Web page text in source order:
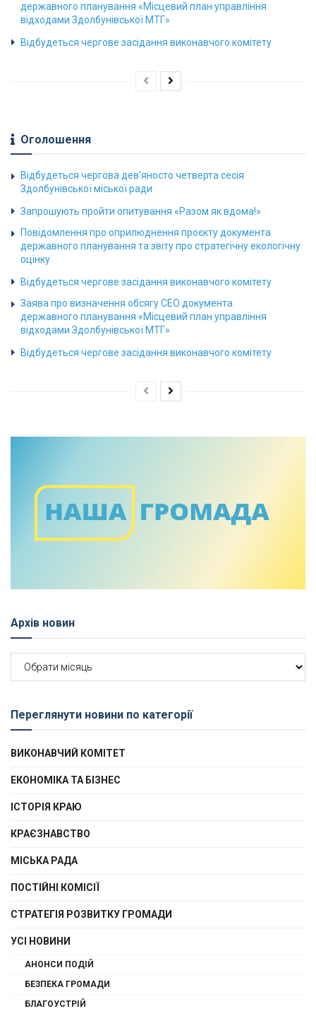
державного планування «Місцевий план управління
відходами Здолбунівської МТГ»
Відбудеться чергове засідання виконавчого комітету
Оголошення
Відбудеться чергова дев’яносто четверта сесія
Здолбунівської міської ради
Запрошують пройти опитування «Разом як вдома!»
Повідомлення про оприлюднення проєкту документа
державного планування та звіту про стратегічну екологічну
оцінку
Відбудеться чергове засідання виконавчого комітету
Заява про визначення обсягу СЕО документа
державного планування «Місцевий план управління
відходами Здолбунівської МТГ»
Відбудеться чергове засідання виконавчого комітету
Архів новин
Архів
новин
Переглянути новини по категорії
ВИКОНАВЧИЙ КОМІТЕТ
ЕКОНОМІКА ТА БІЗНЕС
ІСТОРІЯ КРАЮ
КРАЄЗНАВСТВО
МІСЬКА РАДА
ПОСТІЙНІ КОМІСІЇ
СТРАТЕГІЯ РОЗВИТКУ ГРОМАДИ
УСІ НОВИНИ
АНОНСИ ПОДІЙ
БЕЗПЕКА ГРОМАДИ
БЛАГОУСТРІЙ